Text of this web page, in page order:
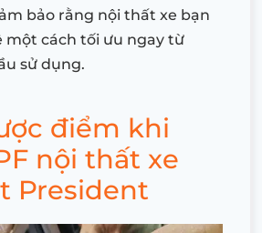
bảo rằng nội thất xe bạn
một cách tối ưu ngay từ
sử dụng.
điểm khi
nội thất xe
President